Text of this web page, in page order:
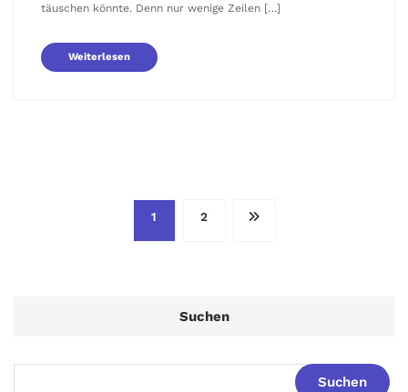
täuschen könnte. Denn nur wenige Zeilen […]
Weiterlesen
Seitennummerierung
1 2
Suchen
Suchen